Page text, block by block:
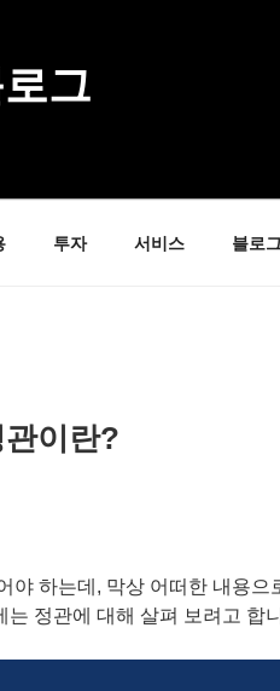
그
투자 서비스 블로
이란?
야 하는데, 막상 어떠한 내용으
정관에 대해 살펴 보려고 합